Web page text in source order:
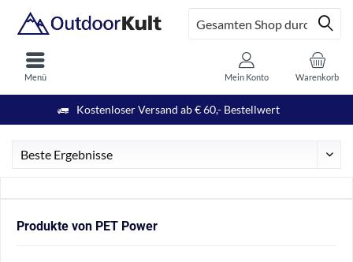
Kostenloser Versand ab € 60,- Bestellwert
Menü Warenkorb
Mein Konto
Produkte von PET Power